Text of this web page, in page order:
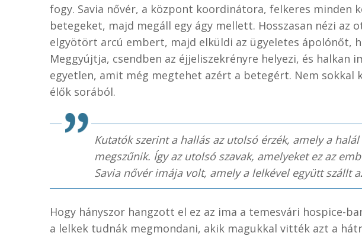
fogy. Savia nővér, a központ koordinátora, felkeres minden
betegeket, majd megáll egy ágy mellett. Hosszasan nézi az
elgyötört arcú embert, majd elküldi az ügyeletes ápolónőt,
Meggyújtja, csendben az éjjeliszekrényre helyezi, és halkan
egyetlen, amit még megtehet azért a betegért. Nem sokkal
élők sorából.
Kutatók szerint a hallás az utolsó érzék, amely a
megszűnik. Így az utolsó szavak, amelyeket ez az
Savia nővér imája volt, amely a lelkével együtt szállt
Hogy hányszor hangzott el ez az ima a temesvári hospice-
a lelkek tudnák megmondani, akik magukkal vitték azt a